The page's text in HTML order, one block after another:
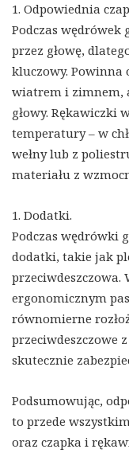
1. Odpowiednia
Podczas wędrówek
przez głowę,
kluczowy. Powinna
wiatrem i zimnem,
głowy. Rękawiczki
temperatury – w
wełny lub z
materiału z
1. Dodatki.
Podczas wędrówki
dodatki, takie jak
przeciwdeszczowa.
ergonomicznym
równomierne
przeciwdeszczowe
skutecznie
Podsumowując,
to przede
oraz czapka i